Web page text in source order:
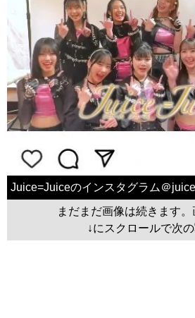
Juice=Juiceのインスタグラム＠
まだまだ画像は続きます。
↓にスクロールで次